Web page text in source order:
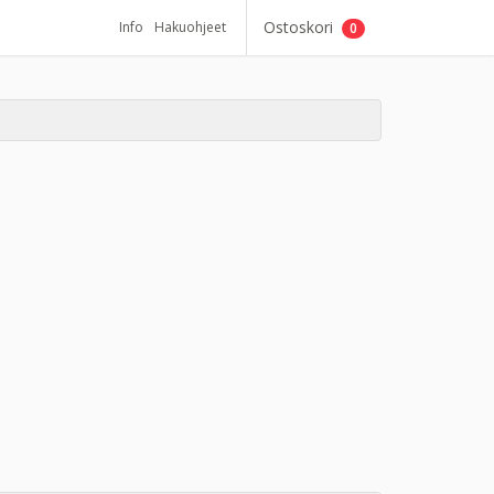
Info Hakuohjeet Ostoskori 0